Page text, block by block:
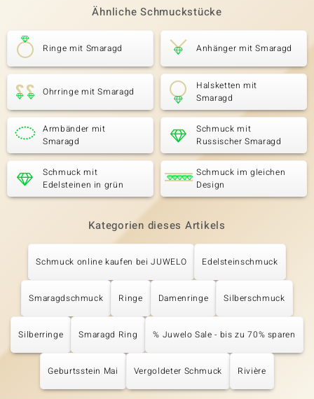
Ähnliche Schmuckstücke
Ringe mit Smaragd Anhänger mit Smaragd
Ohrringe mit Smaragd
Halsketten mit
Smaragd
Armbänder mit
Smaragd
Schmuck mit
Russischer Smaragd
Schmuck mit
Edelsteinen in grün
Schmuck im gleichen
Design
Kategorien dieses Artikels
Schmuck online kaufen bei JUWELO Edelsteinschmuck
Smaragdschmuck Ringe Damenringe Silberschmuck
Silberringe Smaragd Ring % Juwelo Sale - bis zu 70% sparen
Geburtsstein Mai Vergoldeter Schmuck Rivière